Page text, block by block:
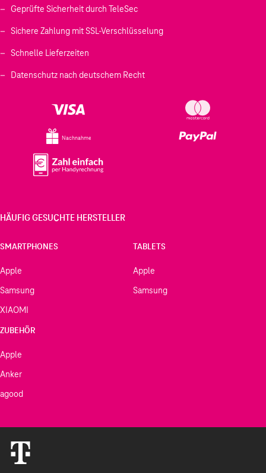
Geprüfte Sicherheit durch TeleSec
Sichere Zahlung mit SSL-Verschlüsselung
Schnelle Lieferzeiten
Datenschutz nach deutschem Recht
Nachnahme
HÄUFIG GESUCHTE HERSTELLER
SMARTPHONES
Apple
Samsung
XIAOMI
TABLETS
Apple
Samsung
ZUBEHÖR
Apple
Anker
agood